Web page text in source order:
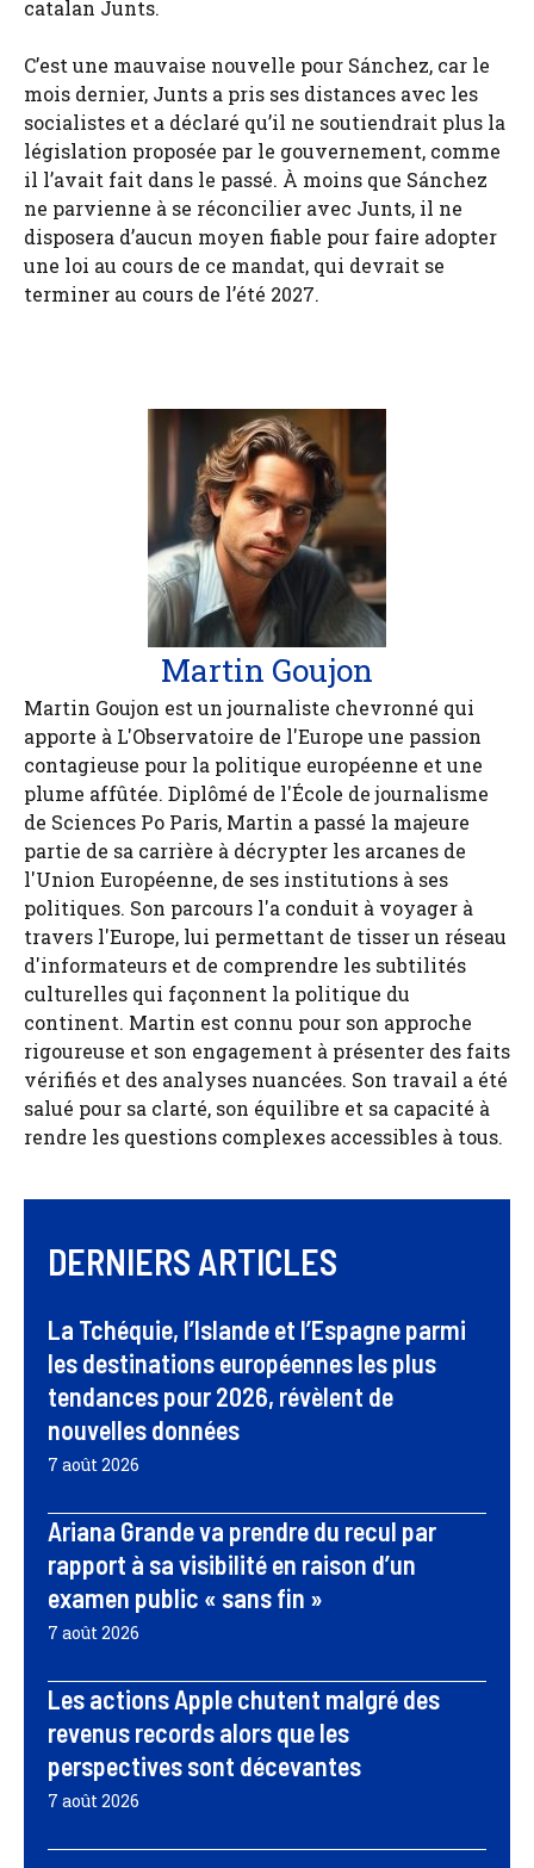
catalan Junts.
C’est une mauvaise nouvelle pour Sánchez, car le
mois dernier, Junts a pris ses distances avec les
socialistes et a déclaré qu’il ne soutiendrait plus la
législation proposée par le gouvernement, comme
il l’avait fait dans le passé. À moins que Sánchez
ne parvienne à se réconcilier avec Junts, il ne
disposera d’aucun moyen fiable pour faire adopter
une loi au cours de ce mandat, qui devrait se
terminer au cours de l’été 2027.
Martin Goujon
Martin Goujon est un journaliste chevronné qui
apporte à L'Observatoire de l'Europe une passion
contagieuse pour la politique européenne et une
plume affûtée. Diplômé de l'École de journalisme
de Sciences Po Paris, Martin a passé la majeure
partie de sa carrière à décrypter les arcanes de
l'Union Européenne, de ses institutions à ses
politiques. Son parcours l'a conduit à voyager à
travers l'Europe, lui permettant de tisser un réseau
d'informateurs et de comprendre les subtilités
culturelles qui façonnent la politique du
continent. Martin est connu pour son approche
rigoureuse et son engagement à présenter des faits
vérifiés et des analyses nuancées. Son travail a été
salué pour sa clarté, son équilibre et sa capacité à
rendre les questions complexes accessibles à tous.
DERNIERS ARTICLES
La Tchéquie, l’Islande et l’Espagne parmi
les destinations européennes les plus
tendances pour 2026, révèlent de
nouvelles données
7 août 2026
Ariana Grande va prendre du recul par
rapport à sa visibilité en raison d’un
examen public « sans fin »
7 août 2026
Les actions Apple chutent malgré des
revenus records alors que les
perspectives sont décevantes
7 août 2026